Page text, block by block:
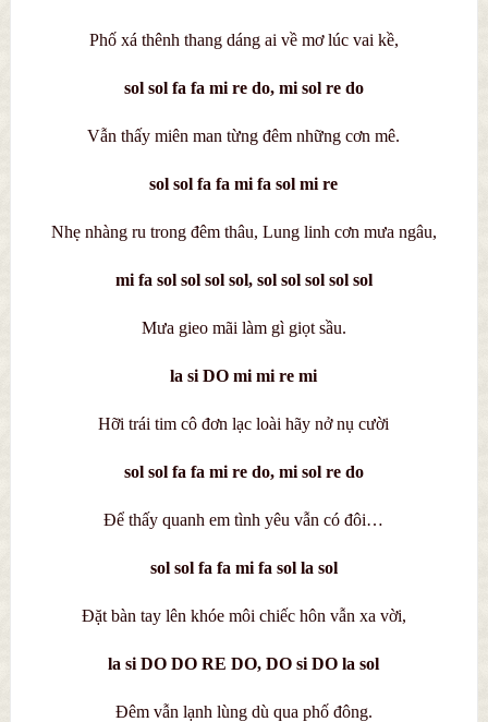
Phố xá thênh thang dáng ai về mơ lúc vai kề,
sol sol fa fa mi re do, mi sol re do
Vẫn thấy miên man từng đêm những cơn mê.
sol sol fa fa mi fa sol mi re
Nhẹ nhàng ru trong đêm thâu, Lung linh cơn mưa ngâu,
mi fa sol sol sol sol, sol sol sol sol sol
Mưa gieo mãi làm gì giọt sầu.
la si DO mi mi re mi
Hỡi trái tim cô đơn lạc loài hãy nở nụ cười
sol sol fa fa mi re do, mi sol re do
Để thấy quanh em tình yêu vẫn có đôi…
sol sol fa fa mi fa sol la sol
Đặt bàn tay lên khóe môi chiếc hôn vẫn xa vời,
la si DO DO RE DO, DO si DO la sol
Đêm vẫn lạnh lùng dù qua phố đông.